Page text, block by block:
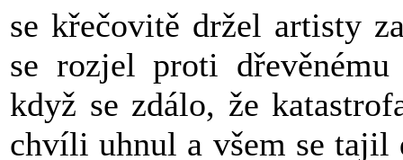
se křečovitě držel artisty
se rozjel proti
když se zdálo, že
chvíli uhnul a všem se tajil